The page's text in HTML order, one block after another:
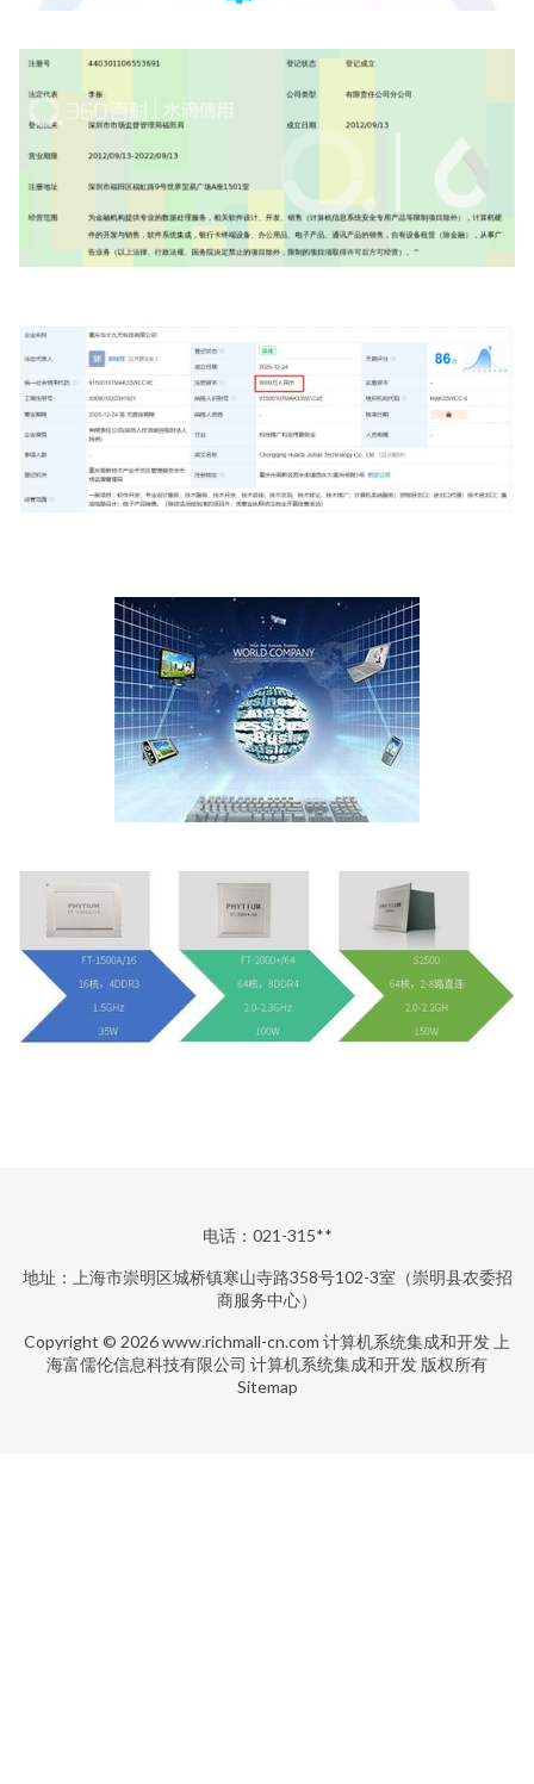
电话：021-315**
地址：上海市崇明区城桥镇寒山寺路358号102-3室（崇明县农委招
商服务中心）
Copyright © 2026www.richmall-cn.com 计算机系统集成和开发 上
海富儒伦信息科技有限公司 计算机系统集成和开发 版权所有
Sitemap